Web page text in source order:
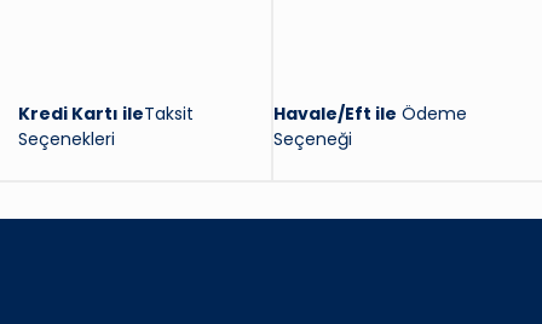
Kredi Kartı ileTaksit
Seçenekleri
Havale/Eft ile Ödeme
Seçeneği